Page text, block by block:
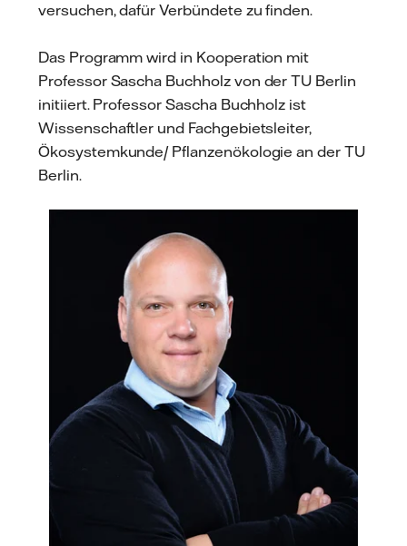
versuchen, dafür Verbündete zu finden.
Das Programm wird in Kooperation mit
ProfessorSascha Buchholz von der TU Berlin
initiiert. Professor Sascha Buchholz ist
Wissenschaftler und Fachgebietsleiter,
Ökosystemkunde/ Pflanzenökologie an der TU
Berlin.